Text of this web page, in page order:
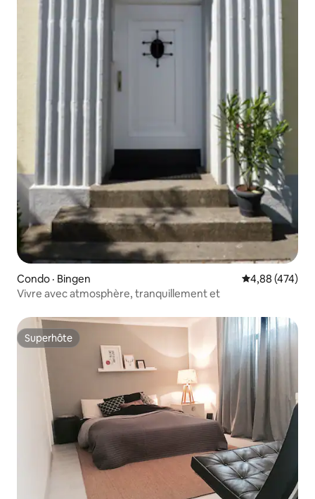
Condo · Bingen Note
4,88 (474)
Vivre avec atmosphère, tranquillement et
Superhôte
Superhôte